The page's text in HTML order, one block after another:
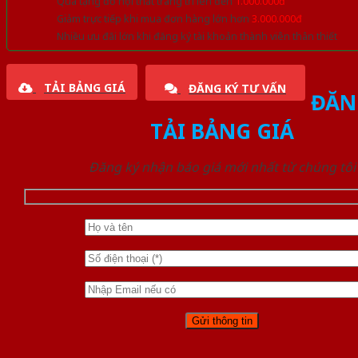
Giảm trực tiếp khi mua đơn hàng lớn hơn 3.000.000đ
Nhiều ưu đãi lớn khi đăng ký tài khoản thành viên thân thiết
TẢI BẢNG GIÁ ĐĂNG KÝ TƯ VẤN
TẢI BẢNG GIÁ
Đăng ký nhận báo giá mới nhất từ chúng tôi